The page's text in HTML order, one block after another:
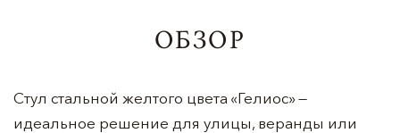
ОБЗОР
Стул стальной желтого цвета «Гелиос» —
идеальное решение для улицы, веранды или